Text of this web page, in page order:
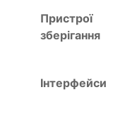
Пристрої
зберігання
Інтерфейси